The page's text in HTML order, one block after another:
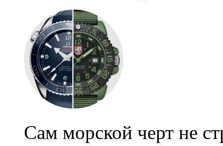
Сам морской черт не